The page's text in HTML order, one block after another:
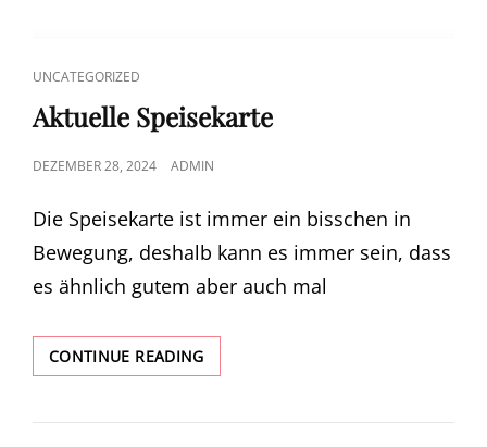
CAT
LINKS
UNCATEGORIZED
Aktuelle Speisekarte
POSTED
DEZEMBER 28, 2024 ADMIN
Die Speisekarte ist immer ein bisschen in
Bewegung, deshalb kann es immer sein, dass
es ähnlich gutem aber auch mal
CONTINUE READINGAKTUELLE
SPEISEKARTE